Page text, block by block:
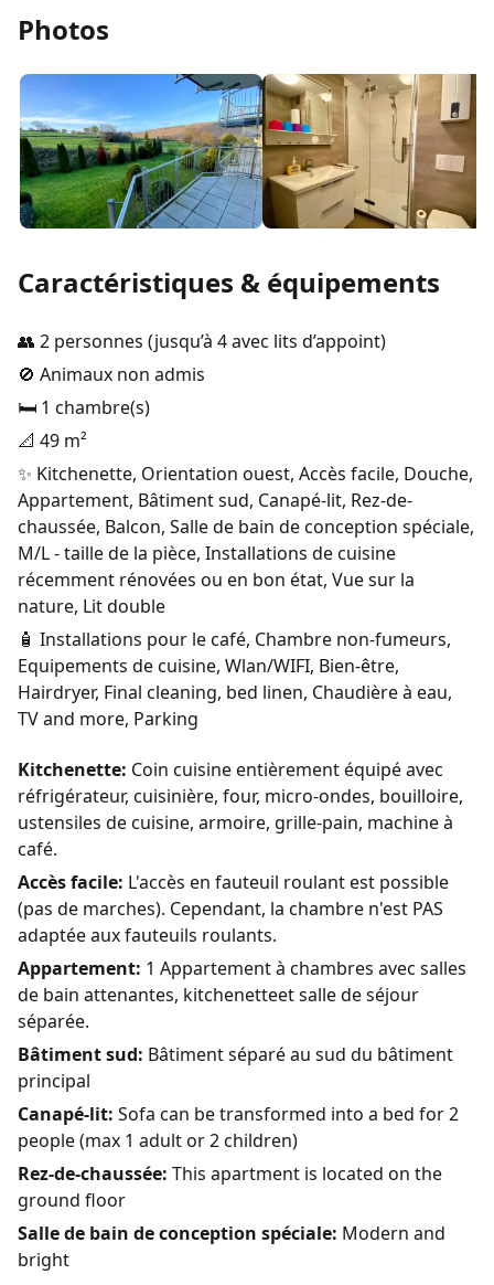
Photos
Caractéristiques & équipements
👥 2 personnes (jusqu’à 4 avec lits d’appoint)
🚫 Animaux non admis
🛏️ 1 chambre(s)
📐 49 m²
✨ Kitchenette, Orientation ouest, Accès facile, Douche,
Appartement, Bâtiment sud, Canapé-lit, Rez-de-
chaussée, Balcon, Salle de bain de conception spéciale,
M/L - taille de la pièce, Installations de cuisine
récemment rénovées ou en bon état, Vue sur la
nature, Lit double
🧴 Installations pour le café, Chambre non-fumeurs,
Equipements de cuisine, Wlan/WIFI, Bien-être,
Hairdryer, Final cleaning, bed linen, Chaudière à eau,
TV and more, Parking
Kitchenette: Coin cuisine entièrement équipé avec
réfrigérateur, cuisinière, four, micro-ondes, bouilloire,
ustensiles de cuisine, armoire, grille-pain, machine à
café.
Accès facile: L'accès en fauteuil roulant est possible
(pas de marches). Cependant, la chambre n'est PAS
adaptée aux fauteuils roulants.
Appartement: 1 Appartement à chambres avec salles
de bain attenantes, kitchenetteet salle de séjour
séparée.
Bâtiment sud: Bâtiment séparé au sud du bâtiment
principal
Canapé-lit: Sofa can be transformed into a bed for 2
people (max 1 adult or 2 children)
Rez-de-chaussée: This apartment is located on the
ground floor
Salle de bain de conception spéciale: Modern and
bright